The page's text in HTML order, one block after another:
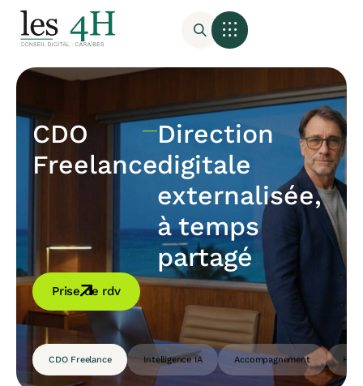
CDO Freelance Intelligence IA Accompagnement
CDO
Freelance
Direction
digitale
externalisée,
à temps
partagé
Prise de rdv